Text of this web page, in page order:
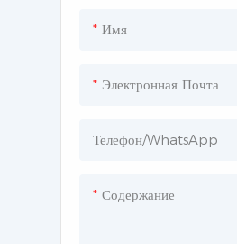
Имя
Электронная Почта
Телефон/WhatsApp
Содержание